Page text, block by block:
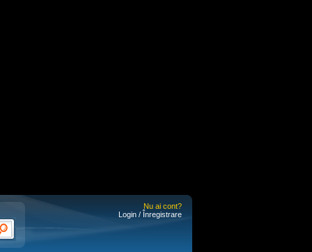
Nu ai cont?
Login / Înregistrare